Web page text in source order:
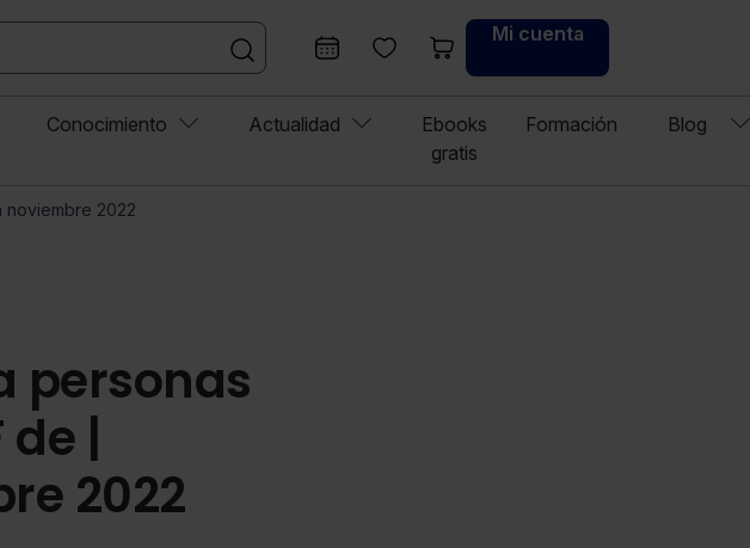
Mi cuenta
Conocimiento Actualidad
Ebooks
gratis
Formación Blog
noviembre 2022
personas
de |
2022